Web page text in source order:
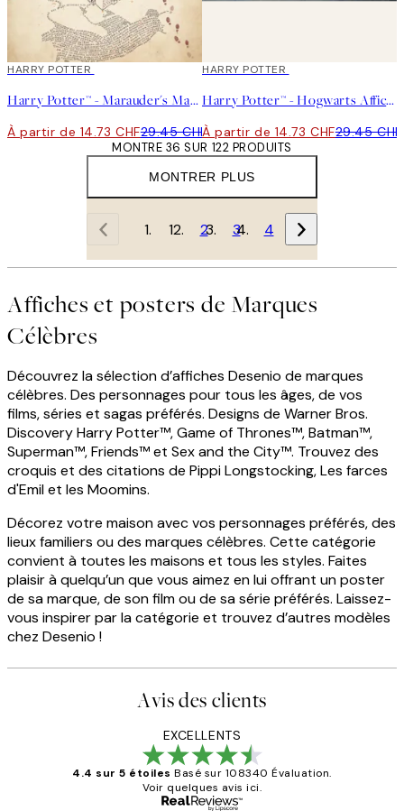
50%*
HARRY POTTER
Harry Potter™ - Marauder's Map Affiche
À partir de 14.73 CHF29.45 CHF
50%*
HARRY POTTER
Harry Potter™ - Hogwarts Affiche
À partir de 14.73 CHF29.45 CHF
MONTRER PLUS
MONTRE 36 SUR 122 PRODUITS
1 2 3 4
Affiches et posters de Marques
Célèbres
Découvrez la sélection d’affiches Desenio de marques
célèbres. Des personnages pour tous les âges, de vos
films, séries et sagas préférés. Designs de Warner Bros.
Discovery Harry Potter™, Game of Thrones™, Batman™,
Superman™, Friends™ et Sex and the City™. Trouvez des
croquis et des citations de Pippi Longstocking, Les farces
d'Emil et les Moomins.
Décorez votre maison avec vos personnages préférés, des
lieux familiers ou des marques célèbres. Cette catégorie
convient à toutes les maisons et tous les styles. Faites
plaisir à quelqu’un que vous aimez en lui offrant un poster
de sa marque, de son film ou de sa série préférés. Laissez-
vous inspirer par la catégorie et trouvez d’autres modèles
chez Desenio !
Avis des clients
EXCELLENTS
4.4 sur 5 étoiles Basé sur 108340 Évaluation.
Voir quelques avis ici.